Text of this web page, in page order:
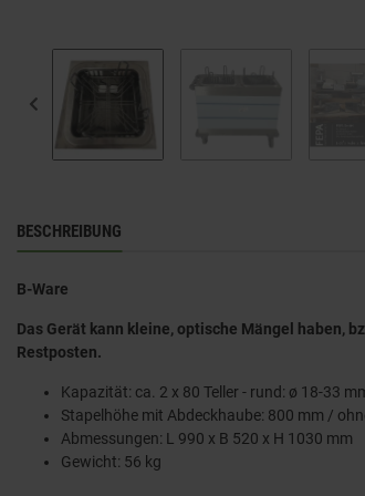
BESCHREIBUNG
B-Ware
Das Gerät kann kleine, optische Mängel haben,
Restposten.
Kapazität: ca. 2 x 80 Teller - rund: ø 18-33
Stapelhöhe mit Abdeckhaube: 800 mm /
Abmessungen: L 990 x B 520 x H 1030 mm
Gewicht: 56 kg